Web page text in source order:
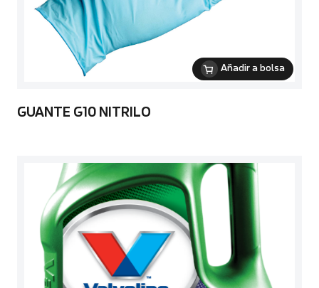
Añadir a bolsa
GUANTE G10 NITRILO